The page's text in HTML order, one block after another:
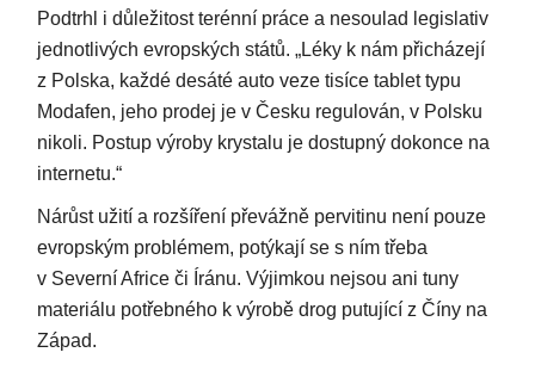
Podtrhl i důležitost terénní práce a nesoulad legislativ
jednotlivých evropských států. „Léky k nám přicházejí
z Polska, každé desáté auto veze tisíce tablet typu
Modafen, jeho prodej je v Česku regulován, v Polsku
nikoli. Postup výroby krystalu je dostupný dokonce na
internetu.“
Nárůst užití a rozšíření převážně pervitinu není pouze
evropským problémem, potýkají se s ním třeba
v Severní Africe či Íránu. Výjimkou nejsou ani tuny
materiálu potřebného k výrobě drog putující z Číny na
Západ.